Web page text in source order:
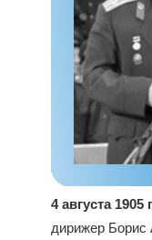
4 августа 1905
дирижер Борис